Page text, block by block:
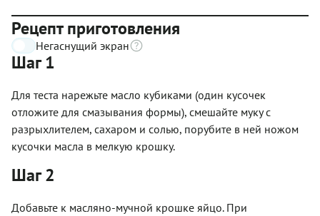
Рецепт приготовления
Негаснущий экран
Шаг 1
Для теста нарежьте масло кубиками (один кусочек
отложите для смазывания формы), смешайте муку с
разрыхлителем, сахаром и солью, порубите в ней ножом
кусочки масла в мелкую крошку.
Шаг 2
Добавьте к масляно-мучной крошке яйцо. При